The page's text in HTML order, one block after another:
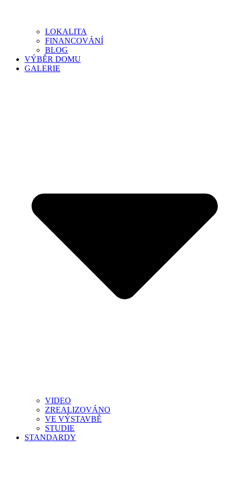
LOKALITA
FINANCOVÁNÍ
BLOG
VÝBĚR DOMU
GALERIE
VIDEO
ZREALIZOVÁNO
VE VÝSTAVBĚ
STUDIE
STANDARDY